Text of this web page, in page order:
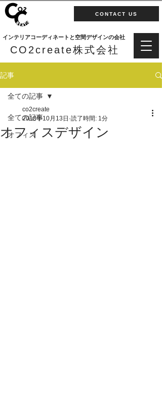
インテリアコーディネートと空間デザインの会社
CO2create株式会社
CONTACT US
記事
全ての記事
オフィス
全ての記事
オフィスデザイン
co2create
2018年10月13日 読了時間: 1分